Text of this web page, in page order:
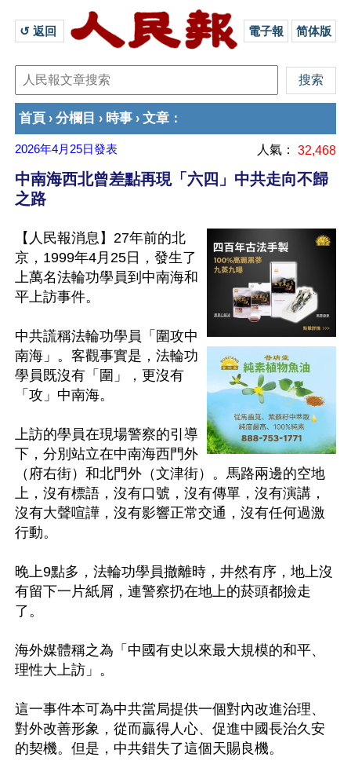
↺ 返回 電子報 简体版
首頁 › 分欄目 › 時事 › 文章 ：
2026年4月25日發表 人氣： 32,468
中南海西北曾差點再現「六四」中共走向不歸
之路
【人民報消息】27年前的北
京，1999年4月25日，發生了
上萬名法輪功學員到中南海和
平上訪事件。
中共謊稱法輪功學員「圍攻中
南海」。客觀事實是，法輪功
學員既沒有「圍」，更沒有
「攻」中南海。
上訪的學員在現場警察的引導
下，分別站立在中南海西門外
（府右街）和北門外（文津街）。馬路兩邊的空地
上，沒有標語，沒有口號，沒有傳單，沒有演講，
沒有大聲喧譁，沒有影響正常交通，沒有任何過激
行動。
晚上9點多，法輪功學員撤離時，井然有序，地上沒
有留下一片紙屑，連警察扔在地上的菸頭都撿走
了。
海外媒體稱之為「中國有史以來最大規模的和平、
理性大上訪」。
這一事件本可為中共當局提供一個對內改進治理、
對外改善形象，從而贏得人心、促進中國長治久安
的契機。但是，中共錯失了這個天賜良機。